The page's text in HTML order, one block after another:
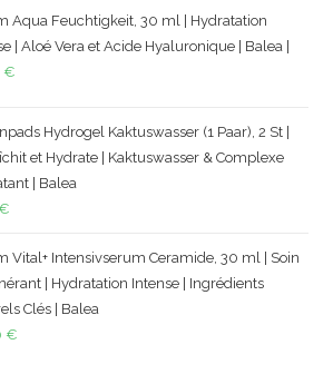
Aqua Feuchtigkeit, 30 ml | Hydratation
| Aloé Vera et Acide Hyaluronique | Balea |
€
Hydrogel Kaktuswasser (1 Paar), 2 St |
et Hydrate | Kaktuswasser & Complexe
| Balea
€
Vital+ Intensivserum Ceramide, 30 ml | Soin
| Hydratation Intense | Ingrédients
Clés | Balea
€